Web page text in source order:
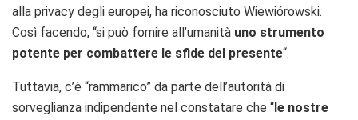
alla privacy degli europei, ha riconosciuto Wiewiórowski.
Così facendo, “si può fornire all’umanità uno strumento
potente per combattere le sfide del presente“.
Tuttavia, c’è “rammarico” da parte dell’autorità di
sorveglianza indipendente nel constatare che “ le nostre